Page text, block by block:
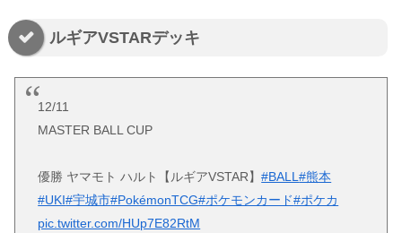
ルギアVSTARデッキ
12/11
MASTER BALL CUP
優勝 ヤマモト ハルト【ルギアVSTAR】#BALL#熊本
#UKI#宇城市#PokémonTCG#ポケモンカード#ポケカ
pic.twitter.com/HUp7E82RtM